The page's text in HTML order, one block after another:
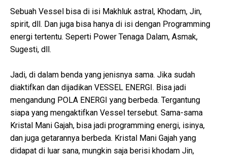
Sebuah Vessel bisa di isi Makhluk astral, Khodam, Jin,
spirit, dll. Dan juga bisa hanya di isi dengan Programming
energi tertentu. Seperti Power Tenaga Dalam, Asmak,
Sugesti, dll.
Jadi, di dalam benda yang jenisnya sama. Jika sudah
diaktifkan dan dijadikan VESSEL ENERGI. Bisa jadi
mengandung POLA ENERGI yang berbeda. Tergantung
siapa yang mengaktifkan Vessel tersebut. Sama-sama
Kristal Mani Gajah, bisa jadi programming energi, isinya,
dan juga getarannya berbeda. Kristal Mani Gajah yang
didapat di luar sana, mungkin saja berisi khodam Jin,